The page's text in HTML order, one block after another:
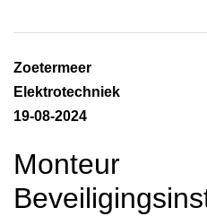
Zoetermeer
Elektrotechniek
19-08-2024
Monteur